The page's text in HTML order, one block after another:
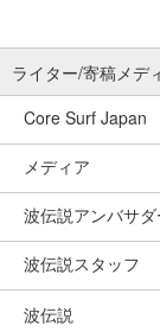
ライター/寄稿メデ
Core Surf Japan
Naoya Kimoto
mitsuteru Kamio
Yasunari Inoue
Yoshiyuki Obata
メディア
SURFMEDIA
Colors
WAVAL
波伝説アンバサ
福島寿実子
中浦“JET”章
波伝説スタッフ
☆加藤
波伝説